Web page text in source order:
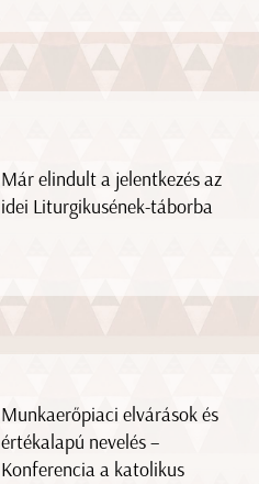
Már elindult a jelentkezés az
idei Liturgikusének-táborba
Munkaerőpiaci elvárások és
értékalapú nevelés –
Konferencia a katolikus